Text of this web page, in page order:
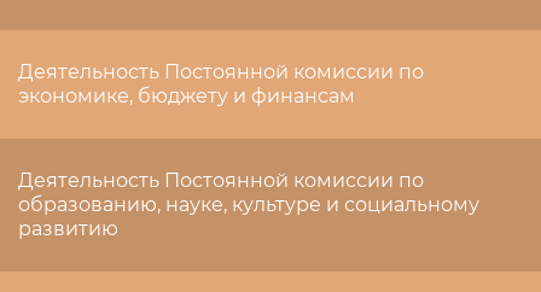
Деятельность Постоянной комиссии по
экономике, бюджету и финансам
Деятельность Постоянной комиссии по
образованию, науке, культуре и социальному
развитию